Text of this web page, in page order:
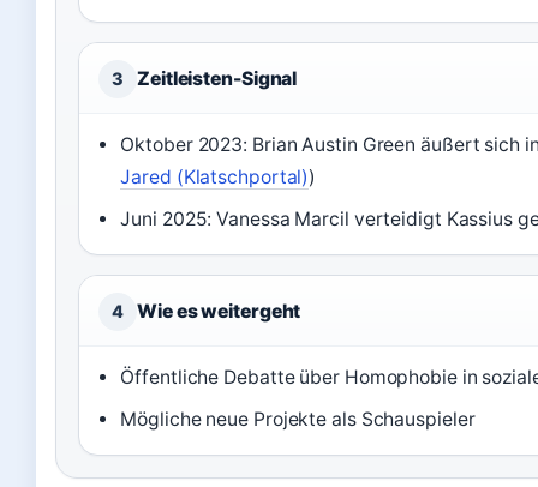
3 Zeitleisten-Signal
Oktober 2023: Brian Austin Green äußert sich
Jared (Klatschportal))
Juni 2025: Vanessa Marcil verteidigt Kassius
4 Wie es weitergeht
Öffentliche Debatte über Homophobie in
Mögliche neue Projekte als Schauspieler